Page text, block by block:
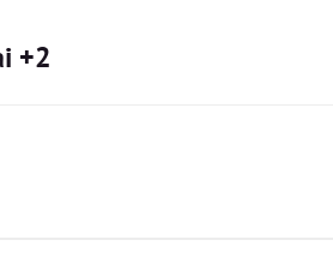
+2